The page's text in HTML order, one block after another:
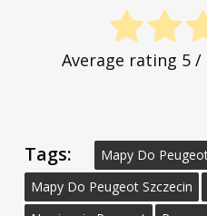
Average rating 5/
Tags:
Mapy Do
Mapy Do Peugeot Szczecin